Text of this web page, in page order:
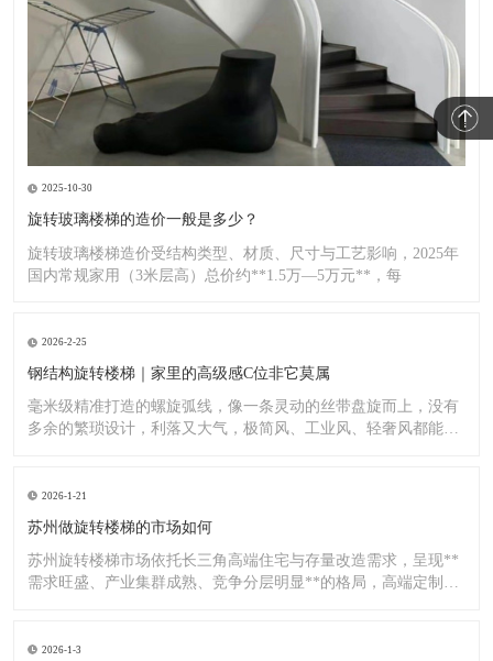
2025-10-30
旋转玻璃楼梯的造价一般是多少？
旋转玻璃楼梯造价受结构类型、材质、尺寸与工艺影响，2025年
国内常规家用（3米层高）总价约**1.5万—5万元**，每
2026-2-25
钢结构旋转楼梯｜家里的高级感C位非它莫属
毫米级精准打造的螺旋弧线，像一条灵动的丝带盘旋而上，没有
多余的繁琐设计，利落又大气，极简风、工业风、轻奢风都能完
2026-1-21
苏州做旋转楼梯的市场如何
苏州旋转楼梯市场依托长三角高端住宅与存量改造需求，呈现**
需求旺盛、产业集群成熟、竞争分层明显**的格局，高端定制与
2026-1-3